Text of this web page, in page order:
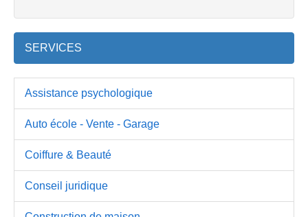
SERVICES
Assistance psychologique
Auto école - Vente - Garage
Coiffure & Beauté
Conseil juridique